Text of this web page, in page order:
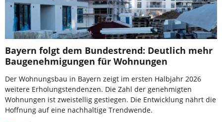
Bayern folgt dem Bundestrend: Deutlich mehr
Baugenehmigungen für Wohnungen
Der Wohnungsbau in Bayern zeigt im ersten Halbjahr 2026
weitere Erholungstendenzen. Die Zahl der genehmigten
Wohnungen ist zweistellig gestiegen. Die Entwicklung nährt die
Hoffnung auf eine nachhaltige Trendwende.